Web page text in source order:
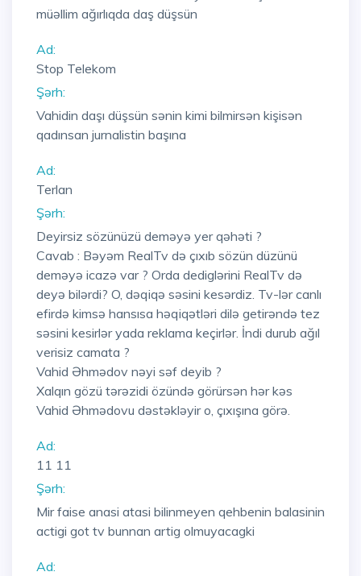
müəllim ağırlıqda daş düşsün
Ad:
Stop Telekom
Şərh:
Vahidin daşı düşsün sənin kimi bilmirsən kişisən
qadınsan jurnalistin başına
Ad:
Terlan
Şərh:
Deyirsiz sözünüzü deməyə yer qəhəti ?
Cavab : Bəyəm RealTv də çıxıb sözün düzünü
deməyə icazə var ? Orda dediglərini RealTv də
deyə bilərdi? O, dəqiqə səsini kesərdiz. Tv-lər canlı
efirdə kimsə hansısa həqiqətləri dilə getirəndə tez
səsini kesirlər yada reklama keçirlər. İndi durub ağıl
verisiz camata ?
Vahid Əhmədov nəyi səf deyib ?
Xalqın gözü tərəzidi özündə görürsən hər kəs
Vahid Əhmədovu dəstəkləyir o, çıxışına görə.
Ad:
11 11
Şərh:
Mir faise anasi atasi bilinmeyen qehbenin balasinin
actigi got tv bunnan artig olmuyacagki
Ad: